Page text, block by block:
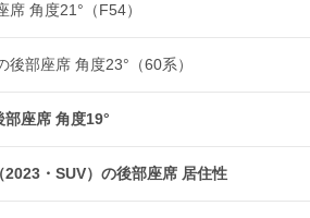
席 角度21°（F54）
部座席 角度23°（60系）
座席 角度19°
・SUV）の後部座席 居住性